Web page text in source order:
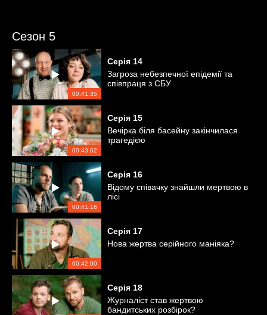
Сезон 5
00:41:35
Серія 14
Загроза небезпечної епідемії та
співпраця з СБУ
00:43:02
Серія 15
Вечірка біля басейну закінчилася
трагедією
00:41:16
Серія 16
Відому співачку знайшли мертвою в
лісі
00:42:00
Серія 17
Нова жертва серійного маніяка?
Серія 18
Журналіст став жертвою
бандитських розбірок?